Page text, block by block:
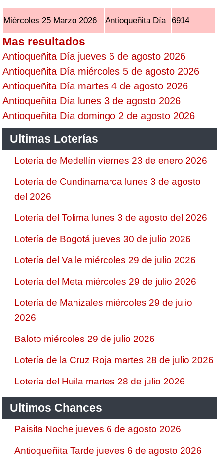
Miércoles 25 Marzo 2026 Antioqueñita Día 6914
Mas resultados
Antioqueñita Día jueves 6 de agosto 2026
Antioqueñita Día miércoles 5 de agosto 2026
Antioqueñita Día martes 4 de agosto 2026
Antioqueñita Día lunes 3 de agosto 2026
Antioqueñita Día domingo 2 de agosto 2026
Ultimas Loterías
Lotería de Medellín viernes 23 de enero 2026
Lotería de Cundinamarca lunes 3 de agosto
del 2026
Lotería del Tolima lunes 3 de agosto del 2026
Lotería de Bogotá jueves 30 de julio 2026
Lotería del Valle miércoles 29 de julio 2026
Lotería del Meta miércoles 29 de julio 2026
Lotería de Manizales miércoles 29 de julio
2026
Baloto miércoles 29 de julio 2026
Lotería de la Cruz Roja martes 28 de julio 2026
Lotería del Huila martes 28 de julio 2026
Ultimos Chances
Paisita Noche jueves 6 de agosto 2026
Antioqueñita Tarde jueves 6 de agosto 2026